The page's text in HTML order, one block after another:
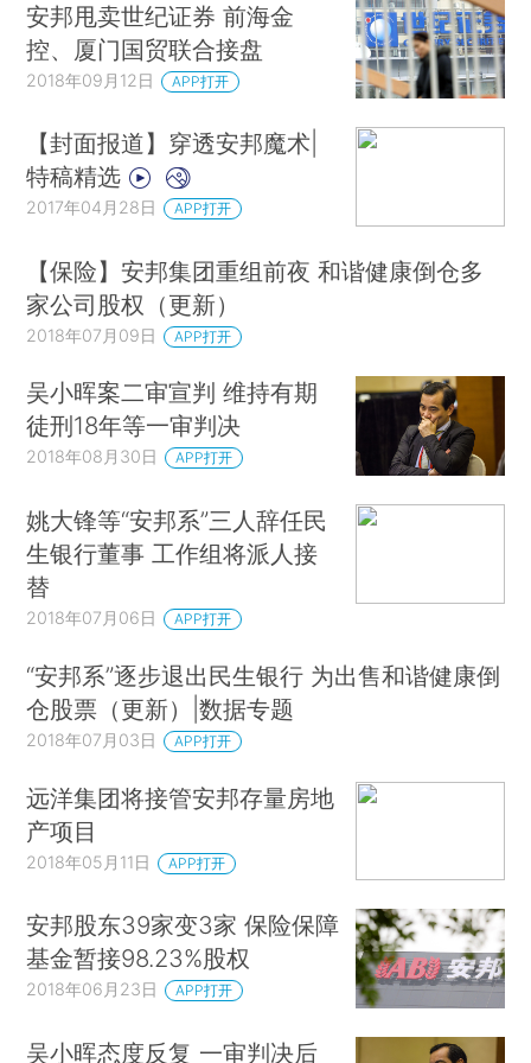
安邦甩卖世纪证券 前海金
控、厦门国贸联合接盘
2018年09月12日 APP打开
【封面报道】穿透安邦魔术|
特稿精选
2017年04月28日 APP打开
【保险】安邦集团重组前夜 和谐健康倒仓多
家公司股权（更新）
2018年07月09日 APP打开
吴小晖案二审宣判 维持有期
徒刑18年等一审判决
2018年08月30日 APP打开
姚大锋等“安邦系”三人辞任民
生银行董事 工作组将派人接
替
2018年07月06日 APP打开
“安邦系”逐步退出民生银行 为出售和谐健康倒
仓股票（更新）|数据专题
2018年07月03日 APP打开
远洋集团将接管安邦存量房地
产项目
2018年05月11日 APP打开
安邦股东39家变3家 保险保障
基金暂接98.23%股权
2018年06月23日 APP打开
吴小晖态度反复 一审判决后